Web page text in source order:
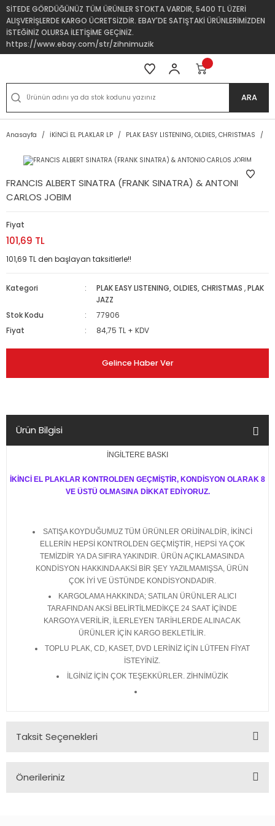
SİTEDE GÖRDÜĞÜNÜZ TÜM ÜRÜNLER STOKTA VARDIR, 5400 TL ÜZERİ
ALIŞVERİŞLERDE KARGO ÜCRETSİZDİR. EBAY'DE SATIŞTAKİ ÜRÜNLERİMİZDEN
İSTEĞİNİZ OLURSA İLETİŞİME GEÇİNİZ.
https://www.ebay.com/str/zihnimuzik
ARA
Anasayfa İKİNCİ EL PLAKLAR LP PLAK EASY LISTENING, OLDIES, CHRISTMAS
FRANCIS ALBERT SINATRA (FRANK SINATRA) & ANTONIO
CARLOS JOBIM
Fiyat
101,69 TL
101,69 TL den başlayan taksitlerle!!
Kategori PLAK EASY LISTENING, OLDIES, CHRISTMAS ,PLAK
JAZZ
Stok Kodu
77906
Fiyat
84,75 TL + KDV
Gelince Haber Ver
Ürün Bilgisi
İNGİLTERE BASKI
İKİNCİ EL PLAKLAR KONTROLDEN GEÇMİŞTİR, KONDİSYON OLARAK 8
VE ÜSTÜ OLMASINA DİKKAT EDİYORUZ.
SATIŞA KOYDUĞUMUZ TÜM ÜRÜNLER ORİJİNALDİR, İKİNCİ
ELLERİN HEPSİ KONTROLDEN GEÇMİŞTİR, HEPSİ YA ÇOK
TEMİZDİR YA DA SIFIRA YAKINDIR. ÜRÜN AÇIKLAMASINDA
KONDİSYON HAKKINDA AKSİ BİR ŞEY YAZILMAMIŞSA, ÜRÜN
ÇOK İYİ VE ÜSTÜNDE KONDİSYONDADIR.
KARGOLAMA HAKKINDA; SATILAN ÜRÜNLER ALICI
TARAFINDAN AKSİ BELİRTİLMEDİKÇE 24 SAAT İÇİNDE
KARGOYA VERİLİR, İLERLEYEN TARİHLERDE ALINACAK
ÜRÜNLER İÇİN KARGO BEKLETİLİR.
TOPLU PLAK, CD, KASET, DVD LERİNİZ İÇİN LÜTFEN FİYAT
İSTEYİNİZ.
İLGİNİZ İÇİN ÇOK TEŞEKKÜRLER. ZİHNİMÜZİK
Taksit Seçenekleri
Önerileriniz